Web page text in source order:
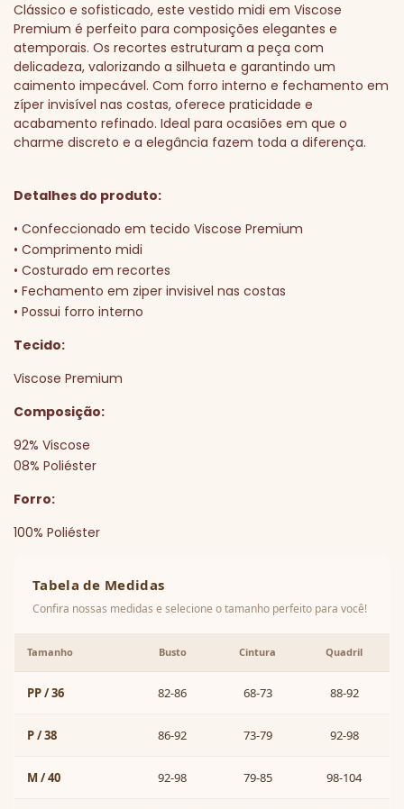
Clássico e sofisticado, este vestido midi em Viscose
Premium é perfeito para composições elegantes e
atemporais. Os recortes estruturam a peça com
delicadeza, valorizando a silhueta e garantindo um
caimento impecável. Com forro interno e fechamento em
zíper invisível nas costas, oferece praticidade e
acabamento refinado. Ideal para ocasiões em que o
charme discreto e a elegância fazem toda a diferença.
Detalhes do produto:
• Confeccionado em tecido Viscose Premium
• Comprimento midi
• Costurado em recortes
• Fechamento em ziper invisivel nas costas
• Possui forro interno
Tecido:
Viscose Premium
Composição:
92% Viscose
08% Poliéster
Forro:
100% Poliéster
Tabela de Medidas
Confira nossas medidas e selecione o tamanho perfeito para você!
Tamanho Busto Cintura Quadril
PP / 36 82-86 68-73 88-92
P / 38 86-92 73-79 92-98
M / 40 92-98 79-85 98-104